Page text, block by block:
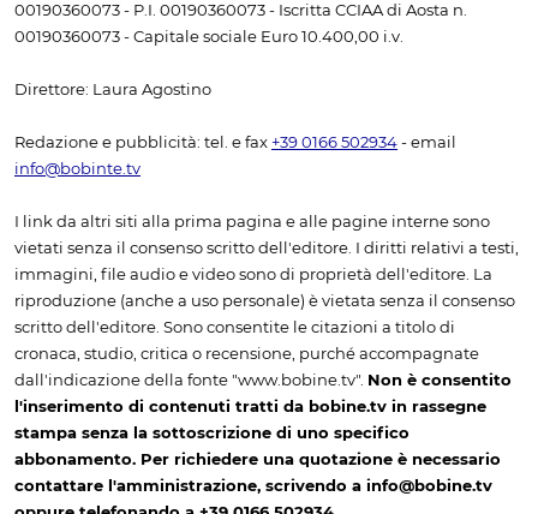
00190360073 - P.I. 00190360073 - Iscritta CCIAA di Aosta n.
00190360073 - Capitale sociale Euro 10.400,00 i.v.
Direttore: Laura Agostino
Redazione e pubblicità: tel. e fax +39 0166 502934 - email
info@bobinte.tv
I link da altri siti alla prima pagina e alle pagine interne sono
vietati senza il consenso scritto dell'editore. I diritti relativi a testi,
immagini, file audio e video sono di proprietà dell'editore. La
riproduzione (anche a uso personale) è vietata senza il consenso
scritto dell'editore. Sono consentite le citazioni a titolo di
cronaca, studio, critica o recensione, purché accompagnate
dall'indicazione della fonte "www.bobine.tv". Non è consentito
l'inserimento di contenuti tratti da bobine.tv in rassegne
stampa senza la sottoscrizione di uno specifico
abbonamento. Per richiedere una quotazione è necessario
contattare l'amministrazione, scrivendo a info@bobine.tv